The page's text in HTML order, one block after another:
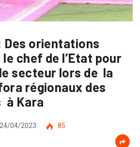
orientations
chef de l’Etat pour
secteur lors de la
régionaux des
à Kara
24/04/2023
85